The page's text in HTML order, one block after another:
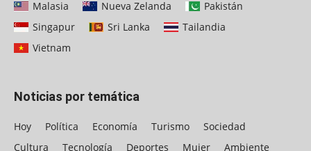
Malasia
Nueva Zelanda
Pakistán
Singapur
Sri Lanka
Tailandia
Vietnam
Noticias por temática
Hoy Política Economía Turismo
Sociedad
Cultura
Tecnología Deportes Mujer Ambiente